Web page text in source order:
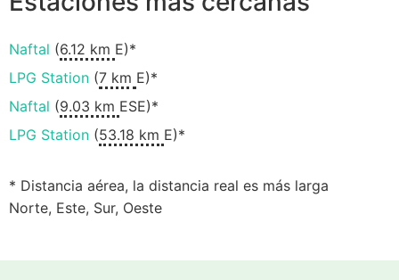
Naftal (6.12 km E)*
LPG Station (7 km E)*
Naftal (9.03 km ESE)*
LPG Station (53.18 km E)*
* Distancia aérea, la distancia real es más larga
Norte, Este, Sur, Oeste